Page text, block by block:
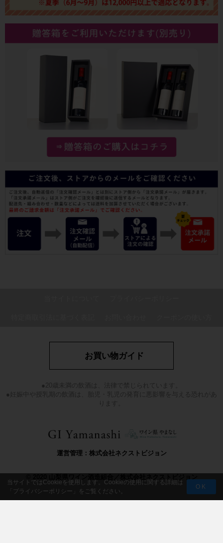
当サイトではCookieを使用します。Cookieの使用に関する詳細は
プライバシーポリシー 」をご覧ください。
OK
お買い物ガイド
●20歳未満の飲酒は、法律で禁じられています。
●妊娠中や授乳期の飲酒は、胎児・乳児の発育に悪影響を与える恐れがあ
運営管理：株式会社ネクストビジョン